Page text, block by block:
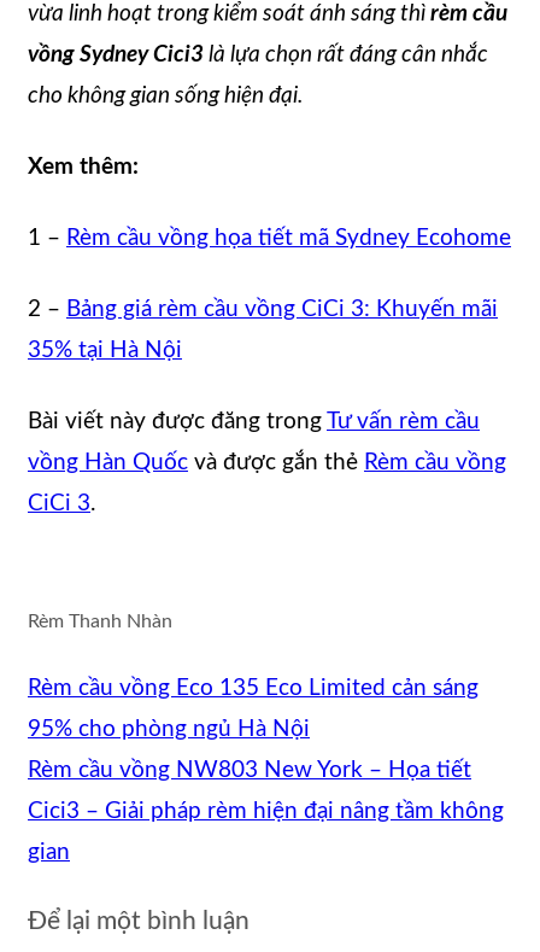
vừa linh hoạt trong kiểm soát ánh sáng thì rèm cầu
vồng Sydney Cici3 là lựa chọn rất đáng cân nhắc
cho không gian sống hiện đại.
Xem thêm:
1 – Rèm cầu vồng họa tiết mã Sydney Ecohome
2 – Bảng giá rèm cầu vồng CiCi 3: Khuyến mãi
35% tại Hà Nội
Bài viết này được đăng trong Tư vấn rèm cầu
vồng Hàn Quốc và được gắn thẻ Rèm cầu vồng
CiCi 3.
Rèm Thanh Nhàn
Rèm cầu vồng Eco 135 Eco Limited cản sáng
95% cho phòng ngủ Hà Nội
Rèm cầu vồng NW803 New York – Họa tiết
Cici3 – Giải pháp rèm hiện đại nâng tầm không
gian
Để lại một bình luận